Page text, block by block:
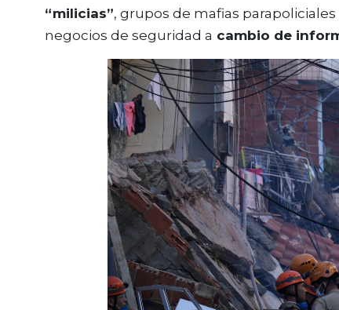
“milicias”, grupos de mafias
negocios de seguridad a cambio de